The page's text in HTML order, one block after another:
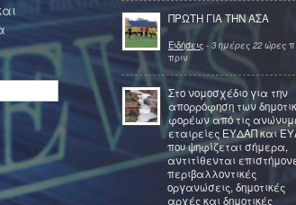
ΠΡΩΤΗ ΓΙΑ ΤΗΝ ΑΣΑ
Ειδήσεις - 3 ημέρες 22 ώρες
πριν
Στο νομοσχέδιο για την
απορρόφηση των
φορέων από τις
εταιρείες ΕΥΔΑΠ και
που ψηφίζεται σήμερα,
αντιτίθενται
περιβαλλοντικές
οργανώσεις, δημοτικές
αρχές και δημοτικές